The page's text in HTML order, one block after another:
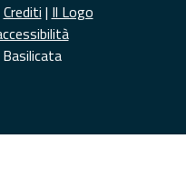
Crediti | Il Logo